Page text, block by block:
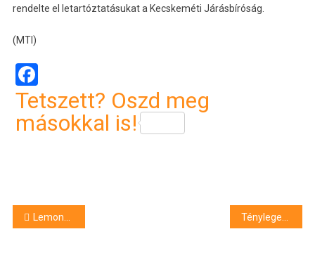
rendelte el letartóztatásukat a Kecskeméti Járásbíróság.
(MTI)
Facebook
Tetszett? Oszd meg
másokkal is!
Bejegyzés
Lemondott az Országos Kórházi Főigazgatóság főigazgatója